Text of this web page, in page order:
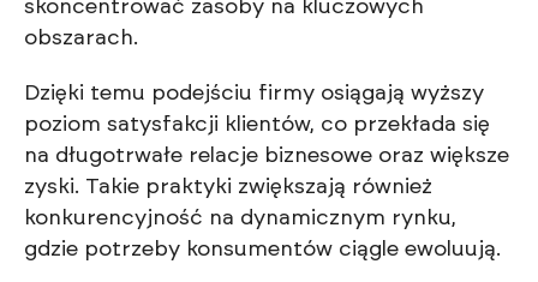
skoncentrować zasoby na kluczowych
obszarach.
Dzięki temu podejściu firmy osiągają wyższy
poziom satysfakcji klientów, co przekłada się
na długotrwałe relacje biznesowe oraz większe
zyski. Takie praktyki zwiększają również
konkurencyjność na dynamicznym rynku,
gdzie potrzeby konsumentów ciągle ewoluują.